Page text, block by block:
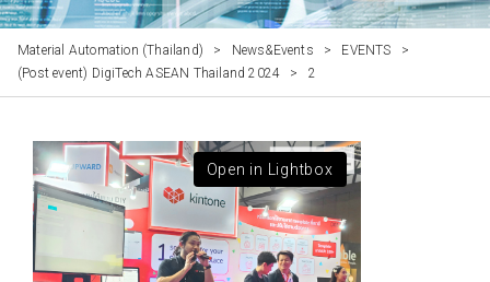
Material Automation (Thailand) > News&Events > EVENTS
>
(Post event) DigiTech ASEAN Thailand 2024
> 2
Open in Lightbox